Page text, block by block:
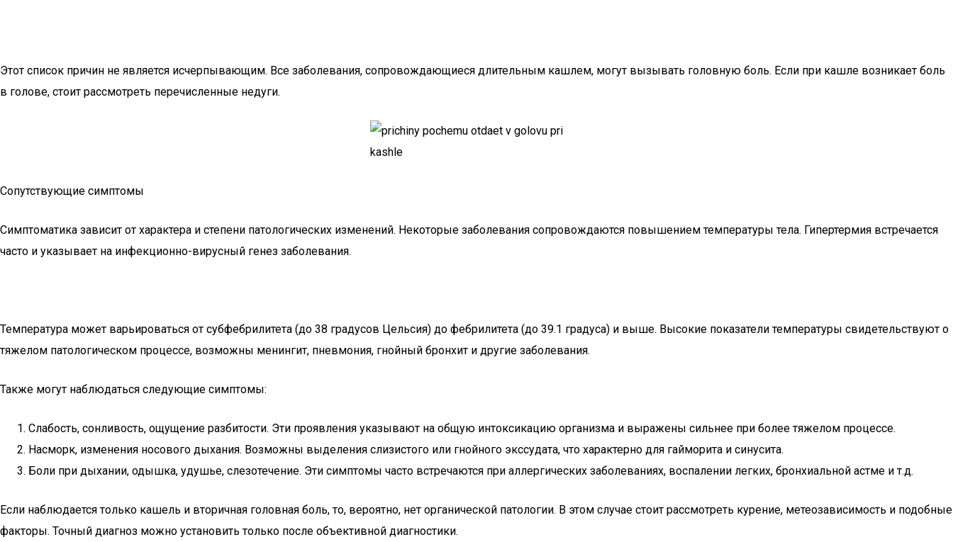
Этот список причин не является исчерпывающим. Все заболевания, сопровождающиеся длительным кашлем, могут вызывать головную боль. Если при кашле возникает боль
в голове, стоит рассмотреть перечисленные недуги.
Сопутствующие симптомы
Симптоматика зависит от характера и степени патологических изменений. Некоторые заболевания сопровождаются повышением температуры тела. Гипертермия встречается
часто и указывает на инфекционно-вирусный генез заболевания.
Температура может варьироваться от субфебрилитета (до 38 градусов Цельсия) до фебрилитета (до 39.1 градуса) и выше. Высокие показатели температуры свидетельствуют о
тяжелом патологическом процессе, возможны менингит, пневмония, гнойный бронхит и другие заболевания.
Также могут наблюдаться следующие симптомы:
Слабость, сонливость, ощущение разбитости. Эти проявления указывают на общую интоксикацию организма и выражены сильнее при более тяжелом процессе.
Насморк, изменения носового дыхания. Возможны выделения слизистого или гнойного экссудата, что характерно для гайморита и синусита.
Боли при дыхании, одышка, удушье, слезотечение. Эти симптомы часто встречаются при аллергических заболеваниях, воспалении легких, бронхиальной астме и т.д.
Если наблюдается только кашель и вторичная головная боль, то, вероятно, нет органической патологии. В этом случае стоит рассмотреть курение, метеозависимость и подобные
факторы. Точный диагноз можно установить только после объективной диагностики.